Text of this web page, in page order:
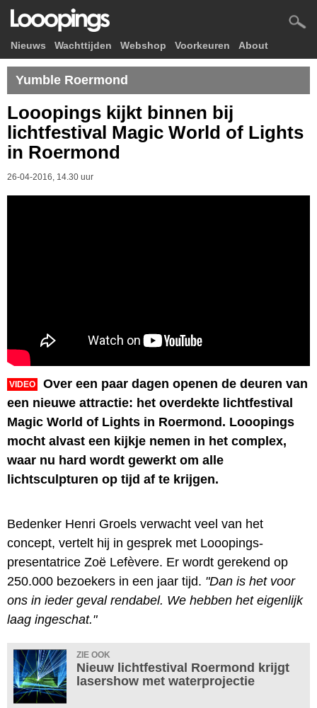
Nieuws Wachttijden Webshop Voorkeuren About
Yumble Roermond
Looopings kijkt binnen bij
lichtfestival Magic World of Lights
in Roermond
26-04-2016, 14.30 uur
VIDEO
Over een paar dagen openen de deuren van
een nieuwe attractie: het overdekte lichtfestival
Magic World of Lights in Roermond. Looopings
mocht alvast een kijkje nemen in het complex,
waar nu hard wordt gewerkt om alle
lichtsculpturen op tijd af te krijgen.
Bedenker Henri Groels verwacht veel van het
concept, vertelt hij in gesprek met Looopings-
presentatrice Zoë Lefèvere. Er wordt gerekend op
250.000 bezoekers in een jaar tijd. "Dan is het voor
ons in ieder geval rendabel. We hebben het eigenlijk
laag ingeschat."
ZIE OOK
Nieuw lichtfestival Roermond krijgt
lasershow met waterprojectie